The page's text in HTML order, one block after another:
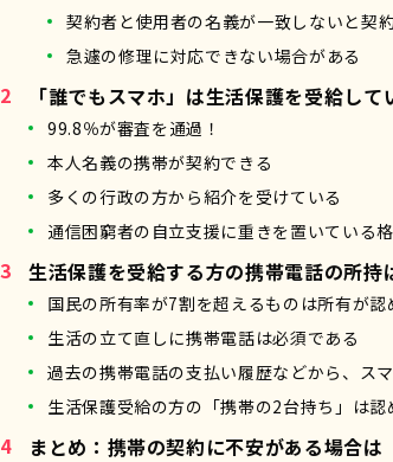
契約者と使用者の名義が一致しないと契
急遽の修理に対応できない場合がある
「誰でもスマホ」は生活保護を受給し
99.8％が審査を通過！
本人名義の携帯が契約できる
多くの行政の方から紹介を受けている
通信困窮者の自立支援に重きを置いている
生活保護を受給する方の携帯電話の所持
国民の所有率が7割を超えるものは所有が認
生活の立て直しに携帯電話は必須である
過去の携帯電話の支払い履歴などから、ス
生活保護受給の方の「携帯の2台持ち」は認
まとめ：携帯の契約に不安がある場合は